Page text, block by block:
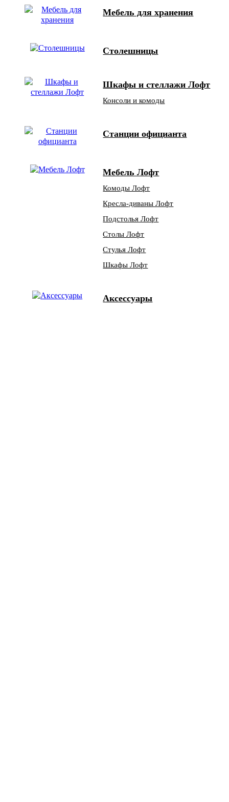
Мебель для хранения
Столешницы
Шкафы и стеллажи Лофт
Консоли и комоды
Станции официанта
Мебель Лофт
Комоды Лофт
Кресла-диваны Лофт
Подстолья Лофт
Столы Лофт
Стулья Лофт
Шкафы Лофт
Аксессуары